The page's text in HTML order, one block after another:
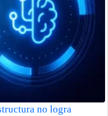
no logra